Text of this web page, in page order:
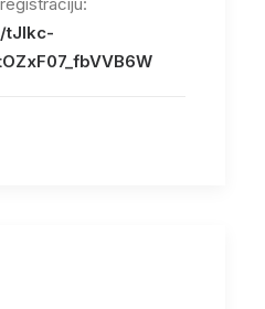
tJIkc-